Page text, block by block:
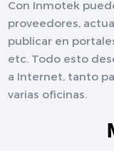
Con Inmotek
proveedores,
publicar en
etc. Todo esto
a Internet, tanto
varias oficinas.